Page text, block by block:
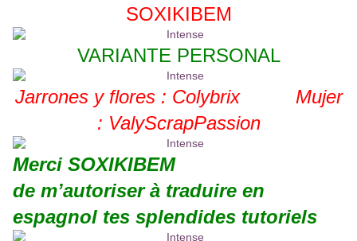
SOXIKIBEM
VARIANTE PERSONAL
Jarrones y flores : Colybrix Mujer
: ValyScrapPassion
Merci SOXIKIBEM
de m’autoriser à traduire en
espagnol tes splendides tutoriels